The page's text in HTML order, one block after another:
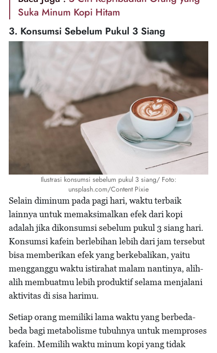
Suka Minum Kopi Hitam
3. Konsumsi Sebelum Pukul 3 Siang
Ilustrasi konsumsi sebelum pukul 3 siang/ Foto:
unsplash.com/Content Pixie
Selain diminum pada pagi hari, waktu terbaik
lainnya untuk memaksimalkan efek dari kopi
adalah jika dikonsumsi sebelum pukul 3 siang hari.
Konsumsi kafein berlebihan lebih dari jam tersebut
bisa memberikan efek yang berkebalikan, yaitu
mengganggu waktu istirahat malam nantinya, alih-
alih membuatmu lebih produktif selama menjalani
aktivitas di sisa harimu.
Setiap orang memiliki lama waktu yang berbeda-
beda bagi metabolisme tubuhnya untuk memproses
kafein. Memilih waktu minum kopi yang tidak